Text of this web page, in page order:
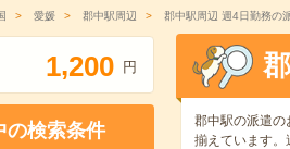
愛媛 郡中駅周辺 郡中駅周辺 週4日勤務の
1,200 円
の検索条件 郡中駅の派遣の
揃えています。